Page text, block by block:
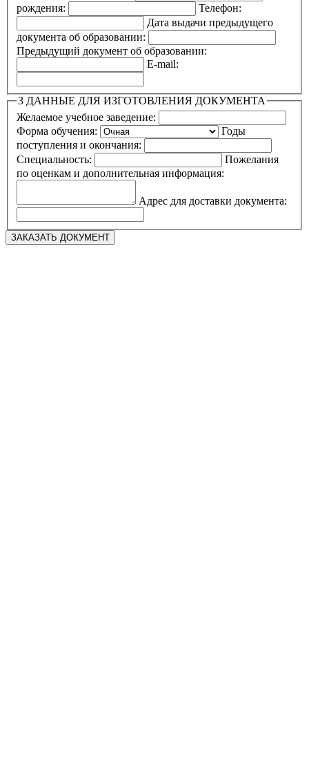
рождения:
Телефон:
Дата выдачи предыдущего
документа об образовании:
Предыдущий документ об образовании:
E-mail:
3 ДАННЫЕ ДЛЯ ИЗГОТОВЛЕНИЯ ДОКУМЕНТА
Желаемое учебное заведение:
Форма обучения:
Годы
поступления и окончания:
Специальность:
Пожелания
по оценкам и дополнительная информация:
Адрес для доставки документа: